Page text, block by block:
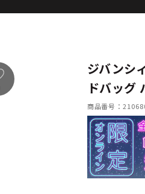
ジバンシ
ドバッグ
商品番号：